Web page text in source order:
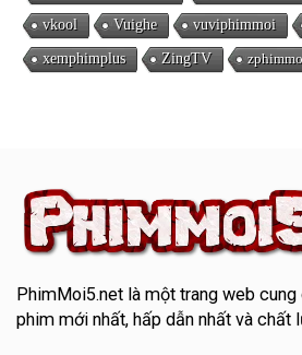
vkool Vuighe vuviphimmoi
xemphimplus ZingTV
PhimMoi5.netlà một trang web cung
phim mới nhất, hấp dẫn nhất và chất